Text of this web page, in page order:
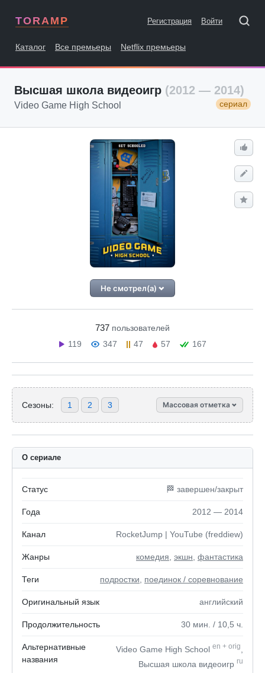
TORAMP Регистрация Войти
Каталог Все премьеры Netflix премьеры
Высшая школа видеоигр (2012 — 2014)
сериал
Video Game High School
Не смотрел(а)
737 пользователей
119
347 47 57 167
Сезоны: 1 2 3 Массовая отметка
О сериале
Статус 🏁 завершен/закрыт
Года 2012 — 2014
Канал RocketJump | YouTube (freddiew)
Жанры комедия экшн фантастика
Теги подростки поединок / соревнование
Оригинальный язык английский
Продолжительность 30 мин. / 10,5 ч.
Альтернативные
названия
Video Game High School en + orig
Высшая школа видеоигр ru